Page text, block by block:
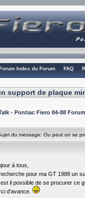
Index du Forum FAQ
support de plaque
- Pontiac Fiero 84-88
du message: Ou peut on se
à tous,
pour ma GT 1988 un
il possible de se procurer ce
d'avance.